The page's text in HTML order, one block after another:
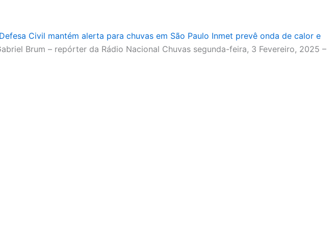
Defesa Civil mantém alerta para chuvas em São Paulo Inmet prevê onda de calor e
Brum – repórter da Rádio Nacional Chuvas segunda-feira, 3 Fevereiro, 2025 –